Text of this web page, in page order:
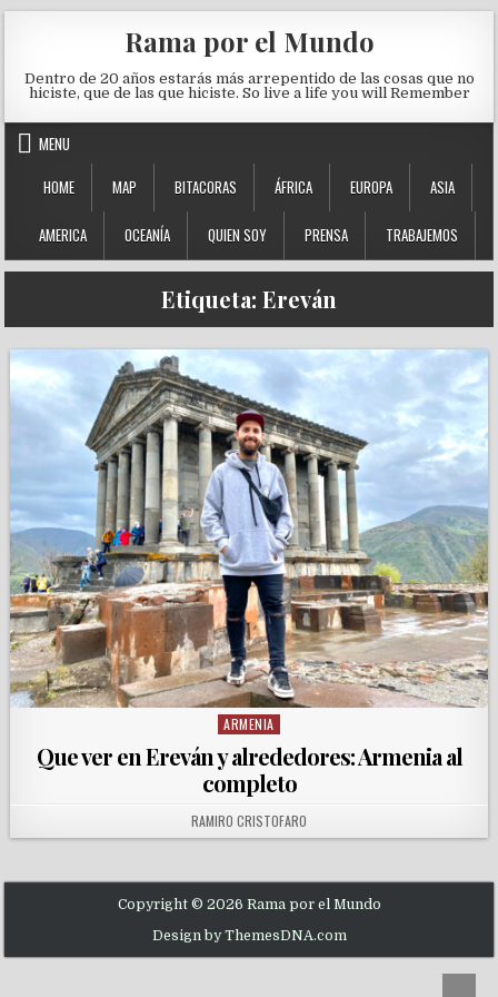
Rama por el Mundo
Dentro de 20 años estarás más arrepentido de las cosas que no
hiciste, que de las que hiciste. So live a life you will Remember
MENU
HOME
MAP BITACORAS ÁFRICA EUROPA ASIA
AMERICA OCEANÍA QUIEN SOY PRENSA TRABAJEMOS
Etiqueta: Ereván
Posted in
ARMENIA
Que ver en Ereván y alrededores: Armenia al
completo
AUTHOR:
RAMIRO CRISTOFARO
Copyright © 2026 Rama por el Mundo
Design by ThemesDNA.com